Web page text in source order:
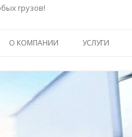
грузов!
О КОМПАНИИ УСЛУГИ